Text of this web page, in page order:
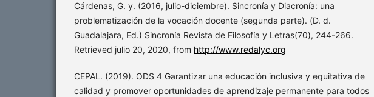
Cárdenas, G. y. (2016, julio-diciembre). Sincronía y Diacronía: una
problematización de la vocación docente (segunda parte). (D. d.
Guadalajara, Ed.) Sincronía Revista de Filosofía y Letras(70), 244-266.
Retrieved julio 20, 2020, from http://www.redalyc.org
CEPAL. (2019). ODS 4 Garantizar una educación inclusiva y equitativa de
calidad y promover oportunidades de aprendizaje permanente para todos